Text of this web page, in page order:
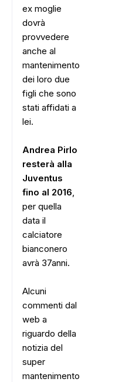
ex moglie
dovrà
provvedere
anche al
mantenimento
dei loro due
figli che sono
stati affidati a
lei.
Andrea Pirlo
resterà alla
Juventus
fino al 2016,
per quella
data il
calciatore
bianconero
avrà 37anni.
Alcuni
commenti dal
web a
riguardo della
notizia del
super
mantenimento